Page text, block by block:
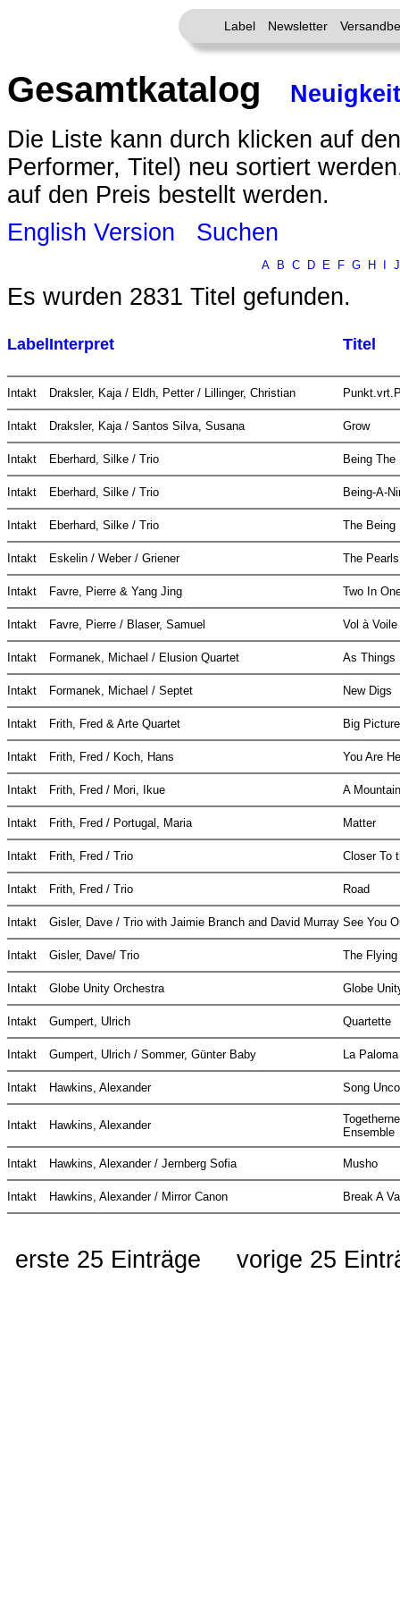
Label Newsletter
Gesamtkatalog
Die Liste kann durch klicken auf
Performer, Titel) neu sortiert
auf den Preis bestellt werden.
English Version
Suchen
A B C D E F G H J
Es wurden 2831 Titel gefunden.
Label Interpret Titel
Intakt Draksler, Kaja / Eldh, Petter / Lillinger, Christian
Intakt Draksler, Kaja / Santos Silva, Susana Grow
Intakt Eberhard, Silke / Trio Being
Intakt Eberhard, Silke / Trio Being-A-
Intakt Eberhard, Silke / Trio The
Intakt Eskelin / Weber / Griener The
Intakt Favre, Pierre & Yang Jing Two In
Intakt Favre, Pierre / Blaser, Samuel Vol à Voile
Intakt Formanek, Michael / Elusion Quartet As
Intakt Formanek, Michael / Septet New Digs
Intakt Frith, Fred & Arte Quartet Big
Intakt Frith, Fred / Koch, Hans You Are
Intakt Frith, Fred / Mori, Ikue A
Intakt Frith, Fred / Portugal, Maria Matter
Intakt Frith, Fred / Trio Closer To
Intakt Frith, Fred / Trio Road
Intakt Gisler, Dave / Trio with Jaimie Branch and David Murray See You
Intakt Gisler, Dave/ Trio The
Intakt Globe Unity Orchestra Globe
Intakt Gumpert, Ulrich Quartette
Intakt Gumpert, Ulrich / Sommer, Günter Baby La
Intakt Hawkins, Alexander Song
Intakt Hawkins, Alexander
Ensemble
Intakt Hawkins, Alexander / Jernberg Sofia Musho
Intakt Hawkins, Alexander / Mirror Canon Break A
erste 25 Einträge vorige 25